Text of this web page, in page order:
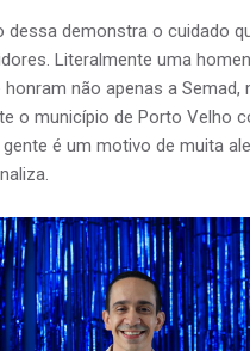
dessa demonstra o cuidado
Literalmente uma
não apenas a Semad,
o município de Porto Velho
é um motivo de muita